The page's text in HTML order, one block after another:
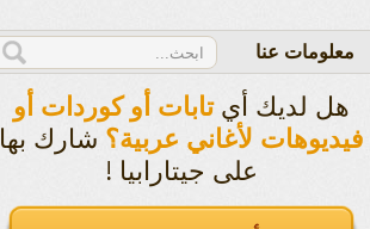
معلومات عنا
هل لديك أيتابات أو كوردات أو
فيديوهات لأغاني عربية؟ شارك بها
على جيتارابيا !